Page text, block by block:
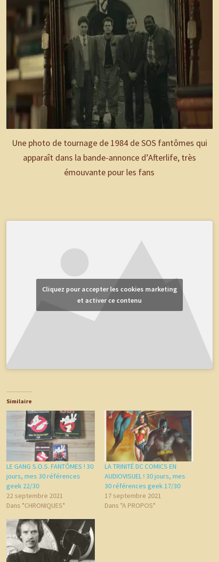
Une photo de tournage de 1984 de SOS fantômes qui
apparaît dans la bande-annonce d’Afterlife, très
émouvante pour les fans
Cliquez pour accepter les cookies marketing
et activer ce contenu
Similaire
LE GANG S.O.S. FANTÔMES ! 30
jours, mes 30 références
geek 22/30
22 septembre 2021
Dans "CHRONIQUES"
LA TRINITÉ DC COMICS EN
AUDIOVISUEL ! 30 jours, mes
30 références geek 17/30
17 septembre 2021
Dans "A PROPOS"